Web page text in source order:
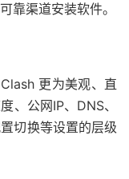
靠渠道安装软件。
更为美观、直
、公网IP、DNS、
切换等设置的层级